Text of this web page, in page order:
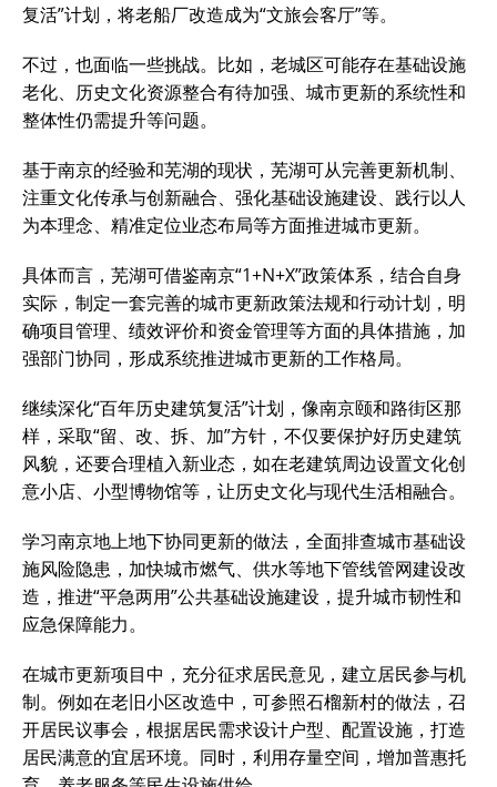
复活”计划，将老船厂改造成为“文旅会客厅”等。
不过，也面临一些挑战。比如，老城区可能存在基础设施
老化、历史文化资源整合有待加强、城市更新的系统性和
整体性仍需提升等问题。
基于南京的经验和芜湖的现状，芜湖可从完善更新机制、
注重文化传承与创新融合、强化基础设施建设、践行以人
为本理念、精准定位业态布局等方面推进城市更新。
具体而言，芜湖可借鉴南京“1+N+X”政策体系，结合自身
实际，制定一套完善的城市更新政策法规和行动计划，明
确项目管理、绩效评价和资金管理等方面的具体措施，加
强部门协同，形成系统推进城市更新的工作格局。
继续深化“百年历史建筑复活”计划，像南京颐和路街区那
样，采取“留、改、拆、加”方针，不仅要保护好历史建筑
风貌，还要合理植入新业态，如在老建筑周边设置文化创
意小店、小型博物馆等，让历史文化与现代生活相融合。
学习南京地上地下协同更新的做法，全面排查城市基础设
施风险隐患，加快城市燃气、供水等地下管线管网建设改
造，推进“平急两用”公共基础设施建设，提升城市韧性和
应急保障能力。
在城市更新项目中，充分征求居民意见，建立居民参与机
制。例如在老旧小区改造中，可参照石榴新村的做法，召
开居民议事会，根据居民需求设计户型、配置设施，打造
居民满意的宜居环境。同时，利用存量空间，增加普惠托